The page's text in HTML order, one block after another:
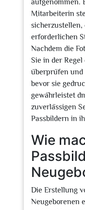
aufgenommen.
Mitarbeiterin
sicherzustellen,
erforderlichen
Nachdem die
Sie in der
überprüfen und
bevor sie
gewährleistet
zuverlässigen
Passbildern in
Wie
Die Erstellung
Neugeborenen